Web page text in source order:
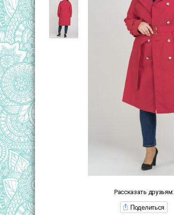
Рассказать друзьям:
Поделиться